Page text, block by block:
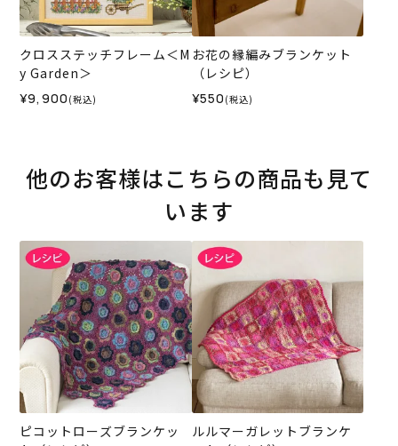
クロスステッチフレーム＜M
y Garden＞
¥9,900 (税込)
お花の縁編みブランケット
（レシピ）
¥550 (税込)
他のお客様はこちらの商品も見て
います
ピコットローズブランケッ
ルルマーガレットブランケ